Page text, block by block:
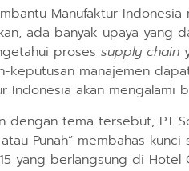
Manufaktur
ada banyak upaya yang
proses supply chain
keputusan manajemen
Indonesia akan mengalami
dengan tema tersebut, PT
Punah” membahas
yang berlangsung di Hotel